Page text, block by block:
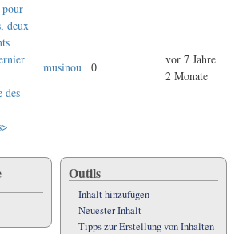
pour
deux
des
musinou 0
vor 7 Jahre
2 Monate
Outils
Inhalt hinzufügen
Neuester Inhalt
Tipps zur Erstellung von Inhalten